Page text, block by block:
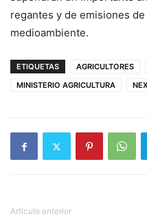
regantes y de emisiones
medioambiente.
ETIQUETAS AGRICULTORES
MINISTERIO AGRICULTURA
Artículo anterior